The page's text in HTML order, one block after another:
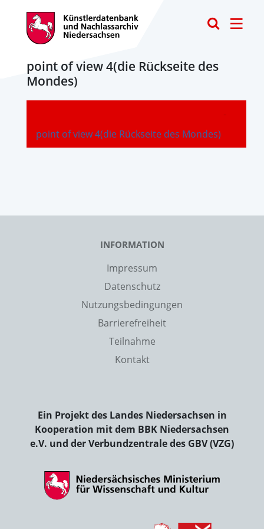
point of view 4(die Rückseite des
Mondes)
point of view 4(die Rückseite des Mondes)
-
INFORMATION
Impressum
Datenschutz
Nutzungsbedingungen
Barrierefreiheit
Teilnahme
Kontakt
Ein Projekt des Landes Niedersachsen in
Kooperation mit dem BBK Niedersachsen
e.V. und der Verbundzentrale des GBV (VZG)